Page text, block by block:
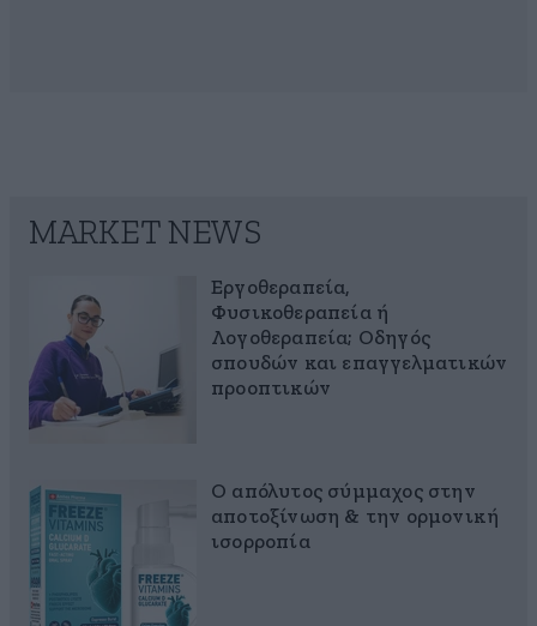
MARKET NEWS
Εργοθεραπεία,
Φυσικοθεραπεία ή
Λογοθεραπεία; Οδηγός
σπουδών και επαγγελματικών
προοπτικών
Ο απόλυτος σύμμαχος στην
αποτοξίνωση & την ορμονική
ισορροπία